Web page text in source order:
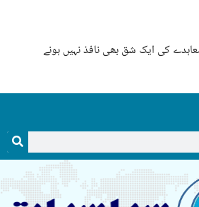
کی ایک شق بھی نافذ نہیں ہونے